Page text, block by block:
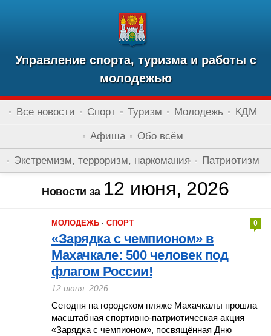
Управление спорта, туризма и работы с
молодежью
Все новости Спорт Туризм Молодежь КДМ
Афиша Обо всём
Экстремизм, терроризм, наркомания Патриотизм
Новости за 12 июня, 2026
МОЛОДЕЖЬ · СПОРТ 0
«Зарядка с чемпионом» в
Махачкале: 500 человек под
флагом России!
12 июня, 2026
Сегодня на городском пляже Махачкалы прошла
масштабная спортивно-патриотическая акция
«Зарядка с чемпионом», посвящённая Дню